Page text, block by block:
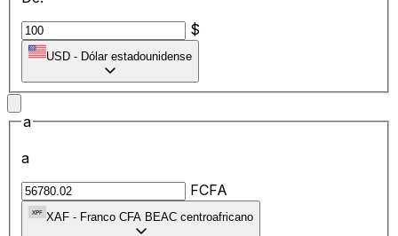
$
USD - Dólar estadounidense
a
a
FCFA
XAF - Franco CFA BEAC centroafricano